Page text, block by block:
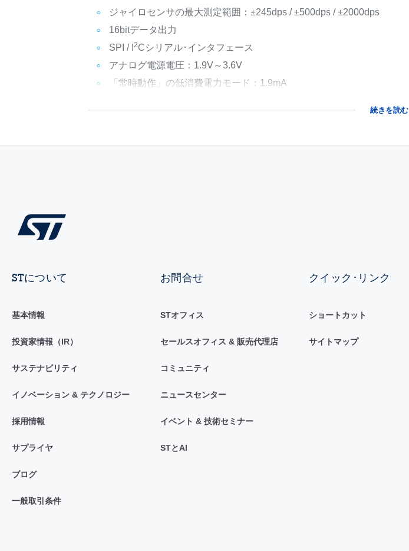
ジャイロセンサの最大測定範囲：±245dps / ±500dps / ±2000dps
16bitデータ出力
SPI / I2Cシリアル･インタフェース
アナログ電源電圧：1.9V～3.6V
「常時動作」の低消費電力モード：1.9mA
続きを読む
STについて
基本情報
投資家情報（IR）
サステナビリティ
イノベーション & テクノロジー
採用情報
サプライヤ
ブログ
一般取引条件
お問合せ
STオフィス
セールスオフィス & 販売代理店
コミュニティ
ニュースセンター
イベント & 技術セミナー
STとAI
クイック･リンク
ショートカット
サイトマップ